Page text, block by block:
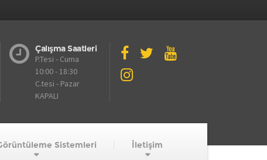
Çalışma Saatleri
P.Tesi - Cuma
10:00 - 18:30
C.tesi - Pazar
KAPALI
Sistemleri İletişim